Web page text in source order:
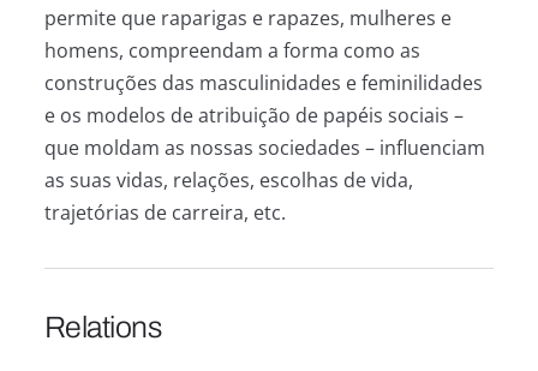
permite que raparigas e rapazes, mulheres e
homens, compreendam a forma como as
construções das masculinidades e feminilidades
e os modelos de atribuição de papéis sociais –
que moldam as nossas sociedades – influenciam
as suas vidas, relações, escolhas de vida,
trajetórias de carreira, etc.
Relations